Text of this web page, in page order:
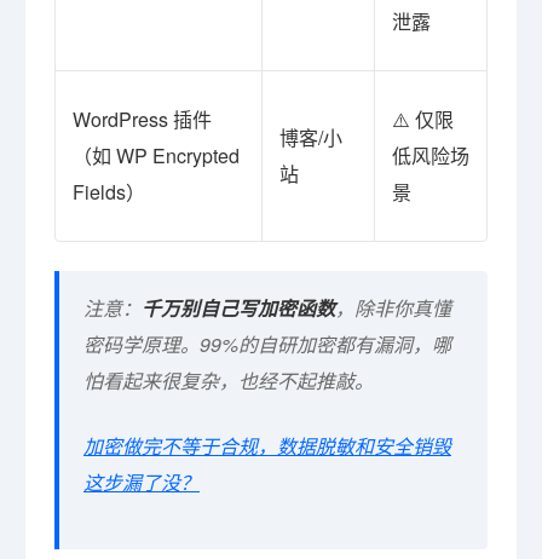
泄露
WordPress 插件
（如 WP Encrypted
Fields）
博客/小
站
⚠️ 仅限
低风险场
景
注意： 千万别自己写加密函数，除非你真懂
密码学原理。99%的自研加密都有漏洞，哪
怕看起来很复杂，也经不起推敲。
加密做完不等于合规，数据脱敏和安全销毁
这步漏了没？